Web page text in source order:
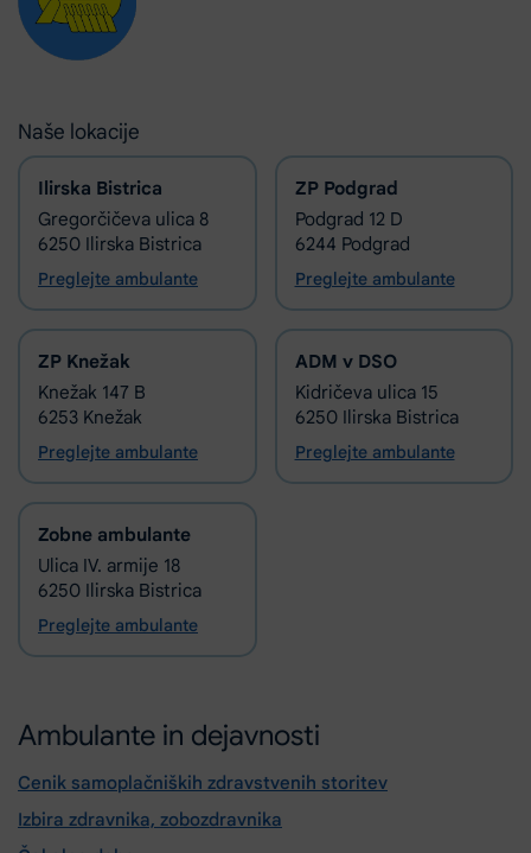
Naše lokacije
Ilirska Bistrica
Gregorčičeva ulica 8
6250 Ilirska Bistrica
Preglejte ambulante
ZP Podgrad
Podgrad 12 D
6244 Podgrad
Preglejte ambulante
ZP Knežak
Knežak 147 B
6253 Knežak
Preglejte ambulante
ADM v DSO
Kidričeva ulica 15
6250 Ilirska Bistrica
Preglejte ambulante
Zobne ambulante
Ulica IV. armije 18
6250 Ilirska Bistrica
Preglejte ambulante
Ambulante in dejavnosti
Cenik samoplačniških zdravstvenih storitev
Izbira zdravnika, zobozdravnika